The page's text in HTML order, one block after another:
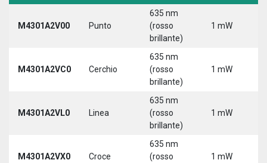
M4301A2V00 Punto
635 nm
(rosso
brillante)
1 mW
M4301A2VC0 Cerchio
635 nm
(rosso
brillante)
1 mW
M4301A2VL0 Linea
635 nm
(rosso
brillante)
1 mW
M4301A2VX0 Croce
635 nm
(rosso
1 mW